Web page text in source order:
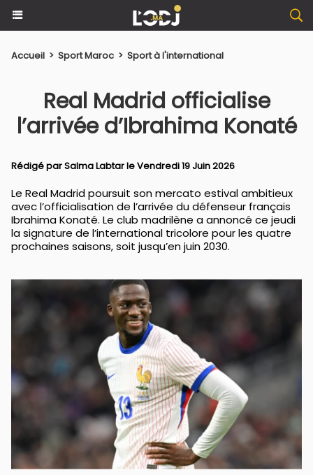
Accueil > Sport Maroc > Sport à l'international
Real Madrid officialise
l’arrivée d’Ibrahima Konaté
Rédigé parSalma Labtarle Vendredi 19 Juin 2026
Le Real Madrid poursuit son mercato estival ambitieux
avec l’officialisation de l’arrivée du défenseur français
Ibrahima Konaté. Le club madrilène a annoncé ce jeudi
la signature de l’international tricolore pour les quatre
prochaines saisons, soit jusqu’en juin 2030.